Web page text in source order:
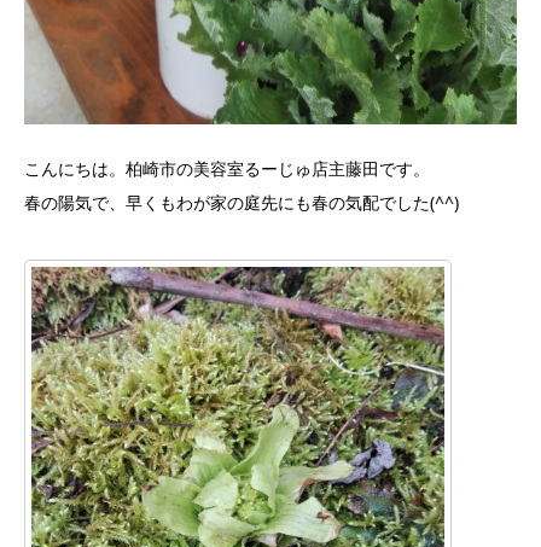
こんにちは。柏崎市の美容室るーじゅ店主藤田です。
春の陽気で、早くもわが家の庭先にも春の気配でした(^^)